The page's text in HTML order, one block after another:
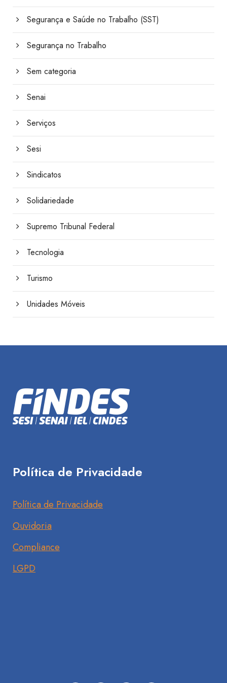
Segurança e Saúde no Trabalho (SST)
Segurança no Trabalho
Sem categoria
Senai
Serviços
Sesi
Sindicatos
Solidariedade
Supremo Tribunal Federal
Tecnologia
Turismo
Unidades Móveis
Política de Privacidade
Política de Privacidade
Ouvidoria
Compliance
LGPD